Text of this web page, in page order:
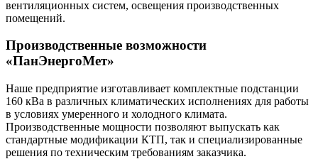
вентиляционных систем, освещения производственных
помещений.
Производственные возможности
«ПанЭнергоМет»
Наше предприятие изготавливает комплектные подстанции
160 кВа в различных климатических исполнениях для работы
в условиях умеренного и холодного климата.
Производственные мощности позволяют выпускать как
стандартные модификации КТП, так и специализированные
решения по техническим требованиям заказчика.